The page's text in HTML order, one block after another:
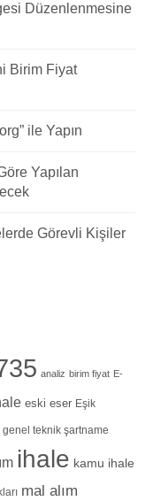
Düzenlenmesine
Birim Fiyat
ile Yapın
Yapılan
Görevli Kişiler
analiz birim fiyat E-
eski eser Eşik
genel teknik şartname
ihale kamu ihale
mal alım